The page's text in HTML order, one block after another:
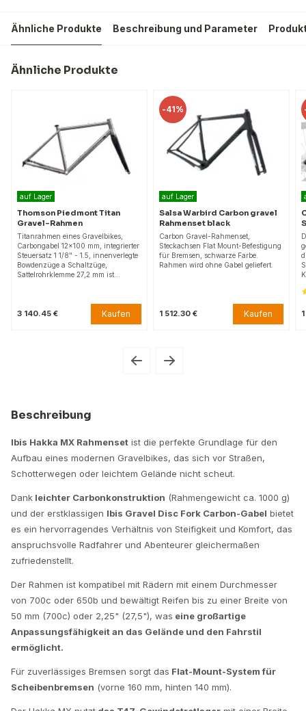
Ähnliche Produkte Beschreibung und Parameter
Ähnliche Produkte
auf Lager
Thomson Piedmont Titan
Gravel-Rahmen
Titanrahmen eines Gravelbikes,
Carbongabel 12x100 mm, integrierter
Steuersatz 1 1/8" - 1.5, innenverlegte
Bowdenzüge a Schaltzüge,
Sattelrohrklemme 27,2 mm ist…
3 140.45 € Kaufen
-41%
auf Lager
Salsa Warbird Carbon gravel
Rahmenset black
Carbon Gravel-Rahmenset,
Steckachsen Flat Mount-Befestigung
für Bremsen, schwarze Farbe.
Rahmen wird ohne Gabel geliefert.
1 512.30 € Kaufen
Beschreibung
Ibis Hakka MX Rahmenset ist die perfekte Grundlage für den
Aufbau eines modernen Gravelbikes, das sich vor Straßen,
Schotterwegen oder leichtem Gelände nicht scheut.
Dank leichter Carbonkonstruktion (Rahmengewicht ca. 1000 g)
und der erstklassigen Ibis Gravel Disc Fork Carbon-Gabel bietet
es ein hervorragendes Verhältnis von Steifigkeit und Komfort, das
anspruchsvolle Radfahrer und Abenteurer gleichermaßen
zufriedenstellt.
Der Rahmen ist kompatibel mit Rädern mit einem Durchmesser
von 700c oder 650b und bewältigt Reifen bis zu einer Breite von
50 mm (700c) oder 2,25" (27,5"), was eine großartige
Anpassungsfähigkeit an das Gelände und den Fahrstil
ermöglicht.
Für zuverlässiges Bremsen sorgt das Flat-Mount-System für
Scheibenbremsen (vorne 160 mm, hinten 140 mm).